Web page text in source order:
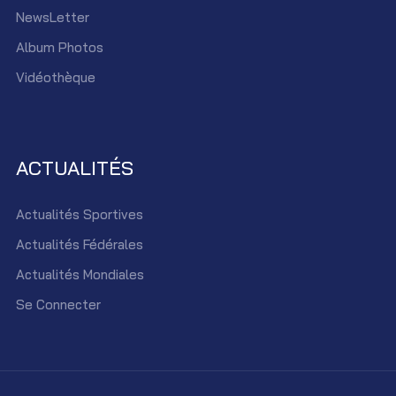
NewsLetter
Album Photos
Vidéothèque
ACTUALITÉS
Actualités Sportives
Actualités Fédérales
Actualités Mondiales
Se Connecter